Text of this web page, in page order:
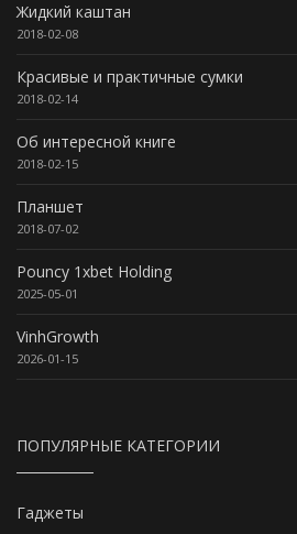
Жидкий каштан
2018-02-08
Красивые и практичные сумки
2018-02-14
Об интересной книге
2018-02-15
Планшет
2018-07-02
Pouncy 1xbet Holding
2025-05-01
VinhGrowth
2026-01-15
ПОПУЛЯРНЫЕ КАТЕГОРИИ
Гаджеты